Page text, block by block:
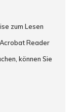
zum Lesen
Reader
können Sie